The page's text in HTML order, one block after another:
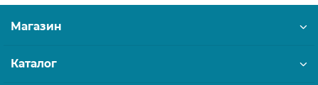
Магазин
Каталог